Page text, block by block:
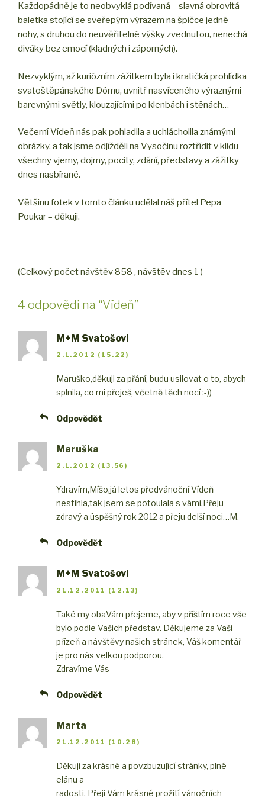
Každopádně je to neobvyklá podívaná – slavná obrovitá
baletka stojící se sveřepým výrazem na špičce jedné
nohy, s druhou do neuvěřitelné výšky zvednutou, nenechá
diváky bez emocí (kladných i záporných).
Nezvyklým, až kuriózním zážitkem byla i kratičká prohlídka
svatoštěpánského Dómu, uvnitř nasvíceného výraznými
barevnými světly, klouzajícími po klenbách i stěnách…
Večerní Vídeň nás pak pohladila a uchlácholila známými
obrázky, a tak jsme odjížděli na Vysočinu roztřídit v klidu
všechny vjemy, dojmy, pocity, zdání, představy a zážitky
dnes nasbírané.
Většinu fotek v tomto článku udělal náš přítel Pepa
Poukar – děkuji.
(Celkový počet návštěv 858 , návštěv dnes 1 )
4 odpovědi na “Vídeň”
M+M Svatošovi
2.1.2012 (15.22)
Maruško,děkuji za přání, budu usilovat o to, abych
splnila, co mi přeješ, včetně těch nocí :-))
Odpovědět
Maruška
2.1.2012 (13.56)
Ydravím,Míšo,já letos předvánoční Vídeň
nestihla,tak jsem se potoulala s vámi.Přeju
zdravý a úspěšný rok 2012 a přeju delší noci…M.
Odpovědět
M+M Svatošovi
21.12.2011 (12.13)
Také my obaVám přejeme, aby v příštím roce vše
bylo podle Vašich představ. Děkujeme za Vaši
přízeň a návštěvy našich stránek, Váš komentář
je pro nás velkou podporou.
Zdravíme Vás
Odpovědět
Marta
21.12.2011 (10.28)
Děkuji za krásné a povzbuzující stránky, plné
elánu a
radosti. Přeji Vám krásné prožití vánočních